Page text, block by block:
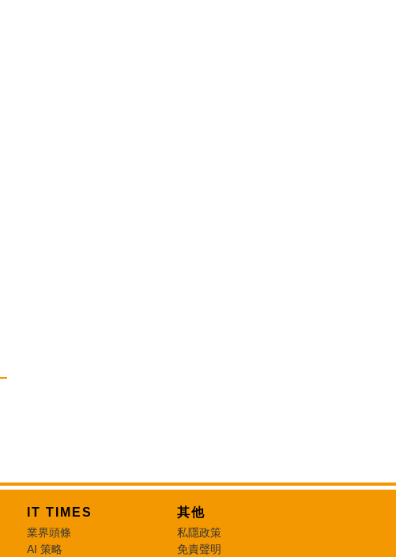
IT TIMES
業界頭條
AI 策略
其他
私隱政策
免責聲明